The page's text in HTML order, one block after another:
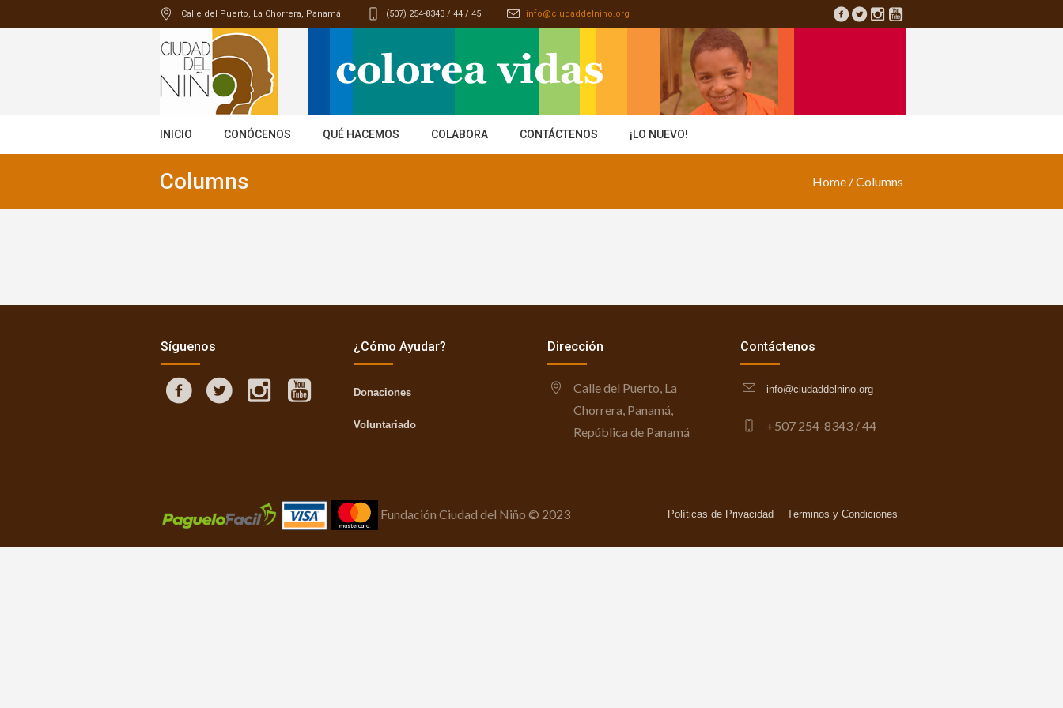
Calle del Puerto , La Chorrera, Panamá (507) 254-8343 / 44 / 45 info@ciudaddelnino.org
INICIO CONÓCENOS QUÉ HACEMOS COLABORA CONTÁCTENOS ¡LO NUEVO!
Columns Home /Columns
Síguenos ¿Cómo Ayudar?
Donaciones
Voluntariado
Dirección
Calle del Puerto, La
Chorrera, Panamá,
República de Panamá
Contáctenos
info@ciudaddelnino.org
+507 254-8343 / 44
Políticas de Privacidad Términos y Condiciones
Fundación Ciudad del Niño © 2023